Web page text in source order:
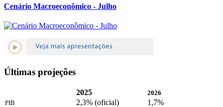
Cenário Macroeconômico - Julho
Últimas projeções
2025
2026
PIB
2,3% (oficial) 1,7%